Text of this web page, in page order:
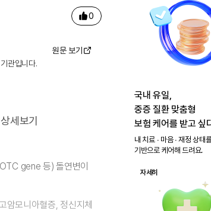
0
원문 보기
관입니다.
상세보기
gene 등) 돌연변이
암모니아혈증, 정신지체
국내 유일,
중증 질환 맞춤형
보험 케어를 받고 싶
내 치료 ∙ 마음 ∙ 재정 상태
기반으로 케어해 드려요.
자세히